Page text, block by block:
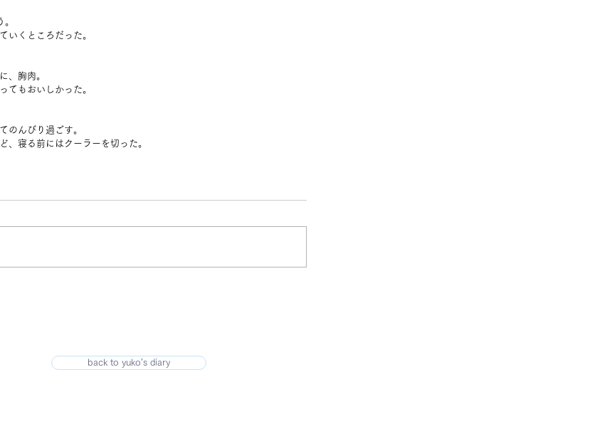
いくところだった。
、胸肉。
てもおいしかった。
のんびり過ごす。
、寝る前にはクーラーを切った。
back to yuko's diary